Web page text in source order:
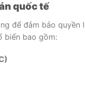
quốc tế
để đảm bảo quyền
biến bao gồm: